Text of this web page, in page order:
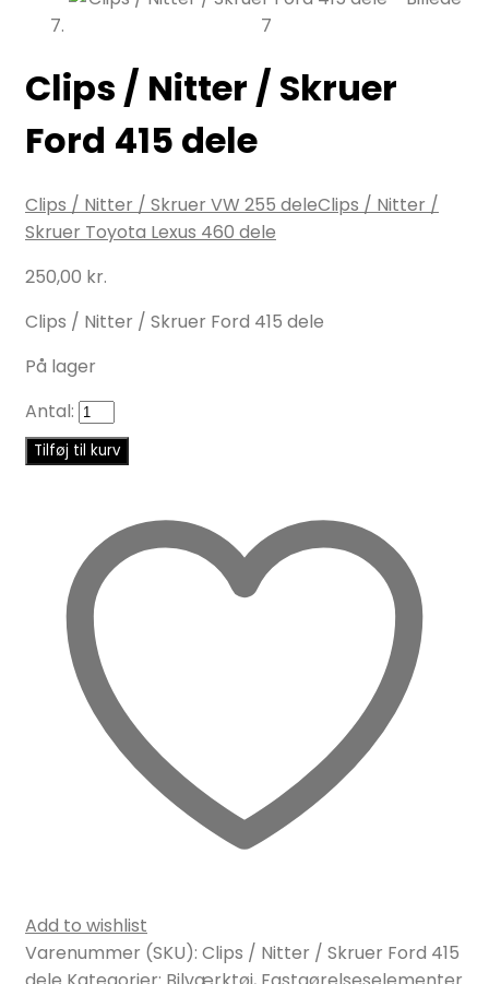
Clips / Nitter / Skruer
Ford 415 dele
Clips / Nitter / Skruer VW 255 deleClips / Nitter /
Skruer Toyota Lexus 460 dele
250,00 kr.
Clips / Nitter / Skruer Ford 415 dele
På lager
Antal:
Tilføj til kurv
Add to wishlist
Varenummer (SKU): Clips / Nitter / Skruer Ford 415